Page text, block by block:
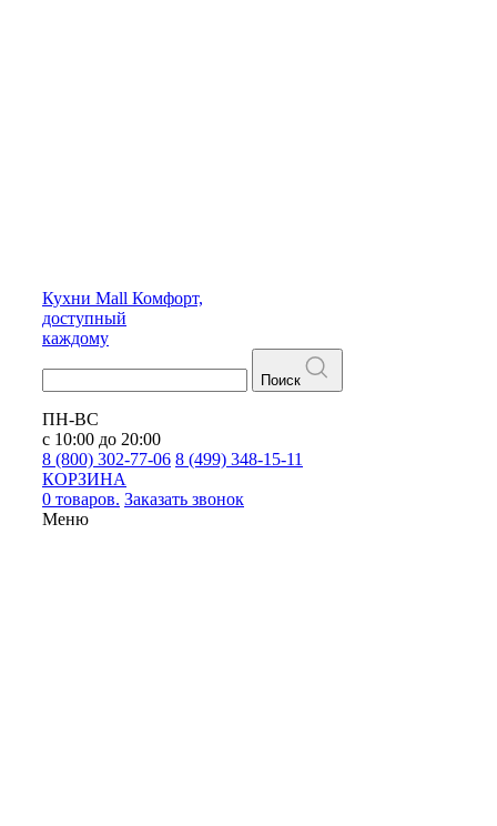
Кухни Mall Комфорт,
доступный
каждому
Поиск
ПН-ВС
с 10:00 до 20:00
8 (800) 302-77-06 8 (499) 348-15-11
КОРЗИНА
0 товаров. Заказать звонок
Меню